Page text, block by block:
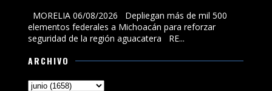
MORELIA 06/08/2026 Depliegan más de mil 500
elementos federales a Michoacán para reforzar
seguridad de la región aguacatera RE...
ARCHIVO